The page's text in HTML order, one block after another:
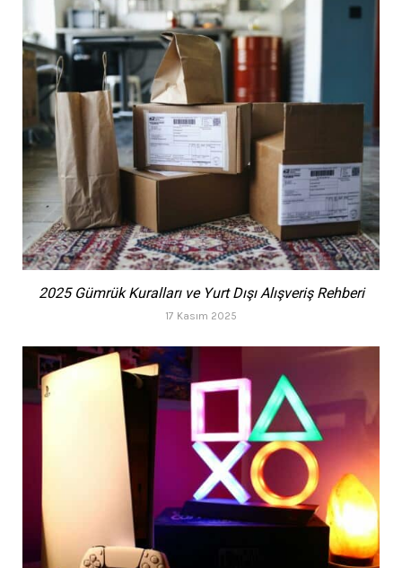
2025 Gümrük Kuralları ve Yurt Dışı Alışveriş Rehberi
17 Kasım 2025